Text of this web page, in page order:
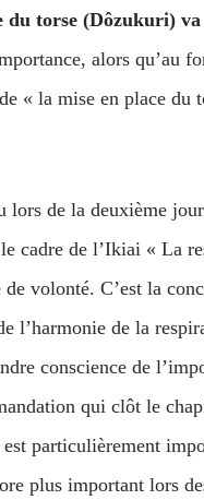
du torse (Dôzukuri)
alors qu’au
« la mise en place
de la deuxième
cadre de l’Ikiai « La
volonté. C’est la
l’harmonie de la
conscience de
qui clôt le
particulièrement
plus important lors